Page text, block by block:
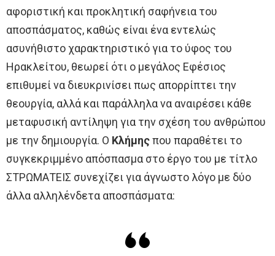
αφοριστική και προκλητική σαφήνεια του
αποσπάσματος, καθώς είναι ένα εντελώς
ασυνήθιστο χαρακτηριστικό για το ύφος του
Ηρακλείτου, θεωρεί ότι ο μεγάλος Εφέσιος
επιθυμεί να διευκρινίσει πως απορρίπτει την
θεουργία, αλλά και παράλληλα να αναιρέσει κάθε
μεταφυσική αντίληψη για την σχέση του ανθρώπου
με την δημιουργία. Ο Κλήμηςπου παραθέτει το
συγκεκριμμένο απόσπασμα στο έργο του με τίτλο
ΣΤΡΩΜΑΤΕΙΣ συνεχίζει για άγνωστο λόγο με δύο
άλλα αλληλένδετα αποσπάσματα: